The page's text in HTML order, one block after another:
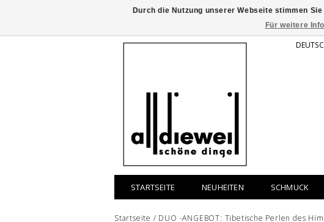
STARTSEITE NEUHEITEN SCHMUCK
Startseite / DUO -ANGEBOT: Tibetische Perlen des
Durch die Nutzung unserer Webseite stimmen
Für weitere